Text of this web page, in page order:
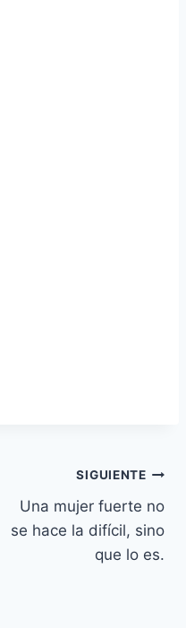
SIGUIENTE
Una mujer fuerte no
se hace la difícil, sino
que lo es.